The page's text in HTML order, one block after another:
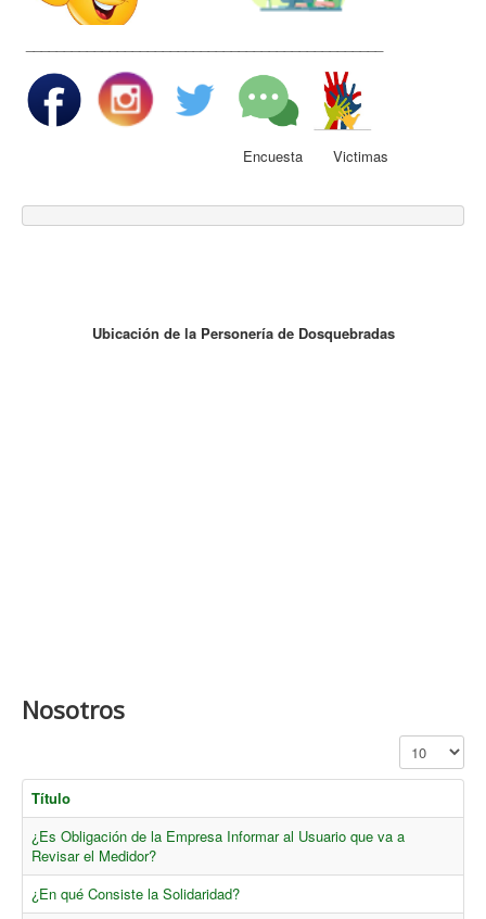
Gestión del Talento Humano
Derechos Fundamentales
Transparencia
Participa
Encuesta Victimas
Ubicación de la Personería de Dosquebradas
Nosotros
Cantidad a
Título
¿Es Obligación de la Empresa Informar al Usuario que va a
Revisar el Medidor?
¿En qué Consiste la Solidaridad?